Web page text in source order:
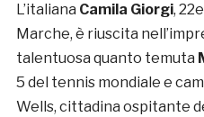
L’italiana Camila Giorgi,
Marche, è riuscita
talentuosa quanto temuta
5 del tennis mondiale e
Wells, cittadina ospitante